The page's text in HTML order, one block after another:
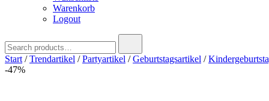
Warenkorb
Logout
for:
Start /Trendartikel /Partyartikel /Geburtstagsartikel /
-47%